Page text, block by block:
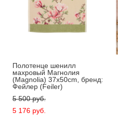
Полотенце шенилл
махровый Магнолия
(Magnolia) 37x50cm, бренд:
Фейлер (Feiler)
5 500 pуб.
5 176 pуб.